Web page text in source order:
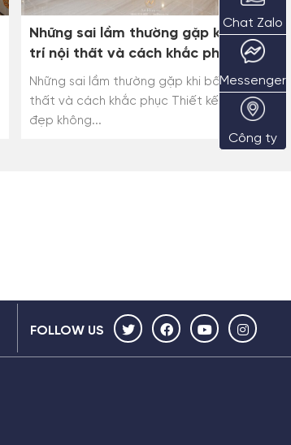
Những sai lầm thường gặp khi bố
trí nội thất và cách khắc phục
Những sai lầm thường gặp khi bố trí nội
thất và cách khắc phục Thiết kế nội thất
đẹp không...
Chat Zalo
Messenger
Công ty
FOLLOW US